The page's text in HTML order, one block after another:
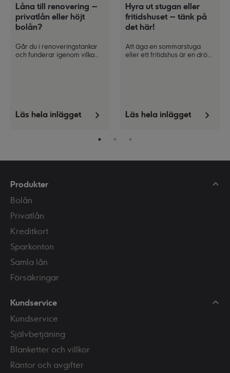
Låna till renovering –
privatlån eller höjt
bolån?
Går du i renoveringstankar
och funderar igenom vilka
alternativ som passar bäst
kan skilja sig åt beroende på
med privatlån och utökat
Läs hela inlägget
Hyra ut stugan eller
fritidshuset – tänk på
det här!
Att äga en sommarstuga
eller ett fritidshus är en dröm
uthyrningen.
Läs hela inlägget
Produkter
Bolån
Privatlån
Kreditkort
Sparkonton
Samla lån
Försäkringar
Kundservice
Kundservice
Självbetjäning
Blanketter och villkor
Räntor och avgifter